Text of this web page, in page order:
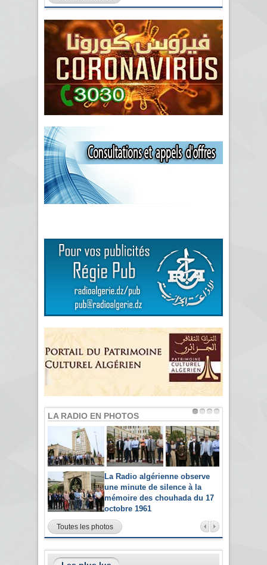
LA RADIO EN PHOTOS
La Radio algérienne observe
une minute de silence à la
mémoire des chouhada du 17
octobre 1961
Toutes les photos